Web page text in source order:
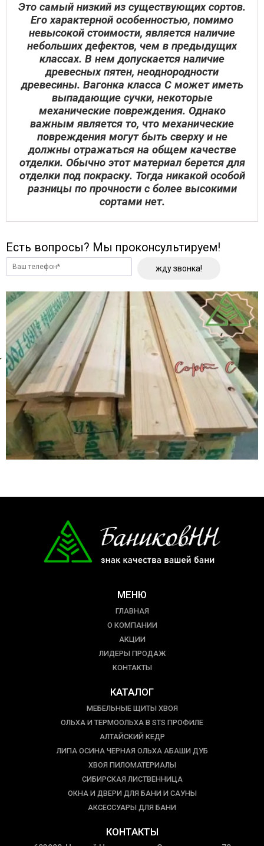
Это самый низкий из существующих сортов.
Его характерной особенностью, помимо
невысокой стоимости, является наличие
небольших дефектов, чем в предыдущих
классах. В нем допускается наличие
древесных пятен, неоднородности
древесины. Вагонка класса С может иметь
выпадающие сучки, некоторые
механические повреждения. Однако
важным является то, что механические
повреждения могут быть сверху и не
должны отражаться на общем качестве
отделки. Обычно этот материал берется для
отделки под покраску. Тогда никакой особой
разницы по прочности с более высокими
сортами нет.
Есть вопросы? Мы проконсультируем!
жду звонка!
МЕНЮ
ГЛАВНАЯ
О КОМПАНИИ
АКЦИИ
ЛИДЕРЫ ПРОДАЖ
КОНТАКТЫ
КАТАЛОГ
МЕБЕЛЬНЫЕ ЩИТЫ ХВОЯ
ОЛЬХА И ТЕРМООЛЬХА В STS ПРОФИЛЕ
АЛТАЙСКИЙ КЕДР
ЛИПА ОСИНА ЧЕРНАЯ ОЛЬХА АБАШИ ДУБ
ХВОЯ ПИЛОМАТЕРИАЛЫ
СИБИРСКАЯ ЛИСТВЕННИЦА
ОКНА И ДВЕРИ ДЛЯ БАНИ И САУНЫ
АКСЕССУАРЫ ДЛЯ БАНИ
КОНТАКТЫ